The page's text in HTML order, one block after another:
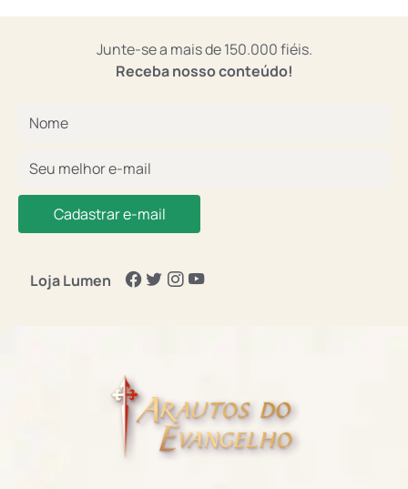
Junte-se a mais de 150.000 fiéis.
Receba nosso conteúdo!
Cadastrar e-mail
Loja Lumen